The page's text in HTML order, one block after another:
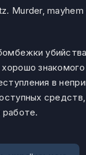
Murder, mayhem
в
работе.